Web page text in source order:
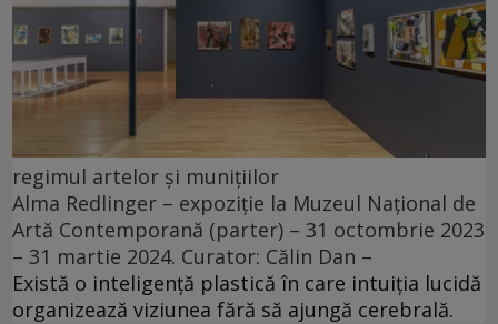
regimul artelor și munițiilor
Alma Redlinger – expoziție la Muzeul Național de
Artă Contemporană (parter) – 31 octombrie 2023
– 31 martie 2024. Curator: Călin Dan –
Există o inteligență plastică în care intuiția lucidă
organizează viziunea fără să ajungă cerebrală.